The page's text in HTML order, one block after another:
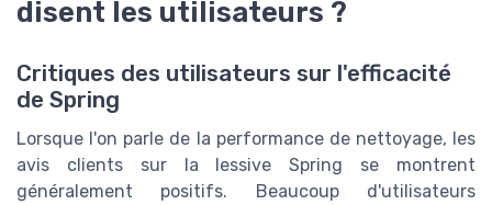
disent les utilisateurs ?
Critiques des utilisateurs sur l'efficacité
de Spring
Lorsque l'on parle de la performance de nettoyage, les
avis clients sur la lessive Spring se montrent
généralement positifs. Beaucoup d'utilisateurs